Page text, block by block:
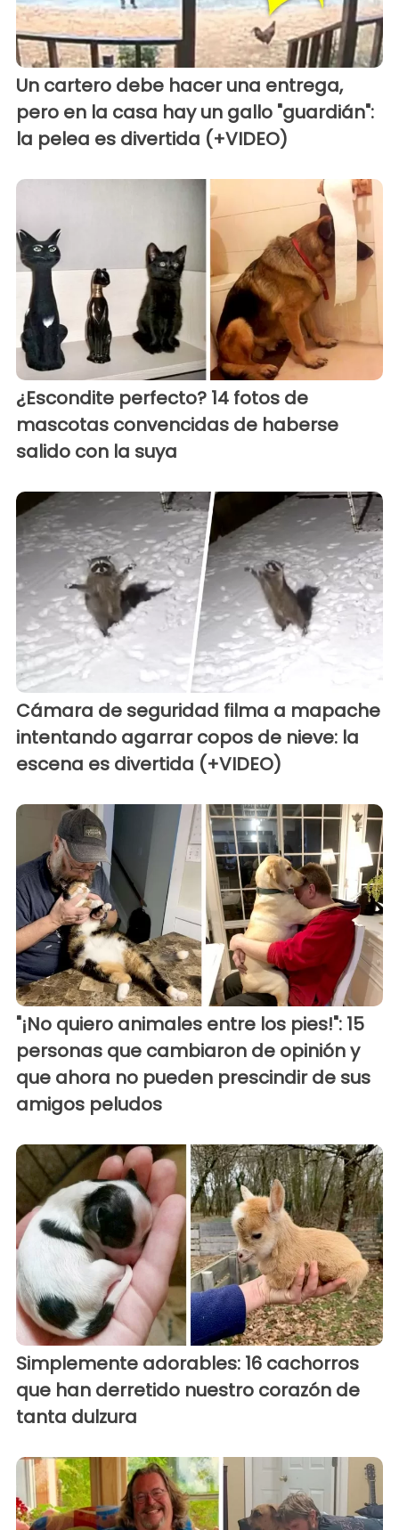
Un cartero debe hacer una entrega,
pero en la casa hay un gallo "guardián":
la pelea es divertida (+VIDEO)
¿Escondite perfecto? 14 fotos de
mascotas convencidas de haberse
salido con la suya
Cámara de seguridad filma a mapache
intentando agarrar copos de nieve: la
escena es divertida (+VIDEO)
"¡No quiero animales entre los pies!": 15
personas que cambiaron de opinión y
que ahora no pueden prescindir de sus
amigos peludos
Simplemente adorables: 16 cachorros
que han derretido nuestro corazón de
tanta dulzura